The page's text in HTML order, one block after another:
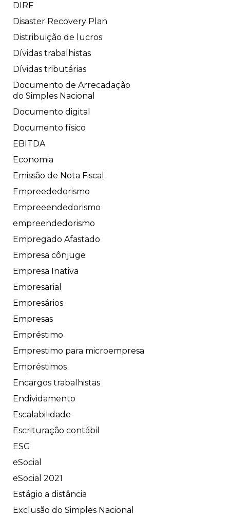
DIRF
Disaster Recovery Plan
Distribuição de lucros
Dívidas trabalhistas
Dívidas tributárias
Documento de Arrecadação
do Simples Nacional
Documento digital
Documento físico
EBITDA
Economia
Emissão de Nota Fiscal
Empreededorismo
Empreeendedorismo
empreendedorismo
Empregado Afastado
Empresa cônjuge
Empresa Inativa
Empresarial
Empresários
Empresas
Empréstimo
Emprestimo para microempresa
Empréstimos
Encargos trabalhistas
Endividamento
Escalabilidade
Escrituração contábil
ESG
eSocial
eSocial 2021
Estágio a distância
Exclusão do Simples Nacional